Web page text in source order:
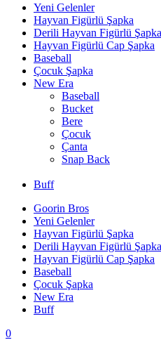
Yeni Gelenler
Hayvan Figürlü Şapka
Derili Hayvan Figürlü Şapka
Hayvan Figürlü Cap Şapka
Baseball
Çocuk Şapka
New Era
Baseball
Bucket
Bere
Çocuk
Çanta
Snap Back
Buff
Goorin Bros
Yeni Gelenler
Hayvan Figürlü Şapka
Derili Hayvan Figürlü Şapka
Hayvan Figürlü Cap Şapka
Baseball
Çocuk Şapka
New Era
Buff
0